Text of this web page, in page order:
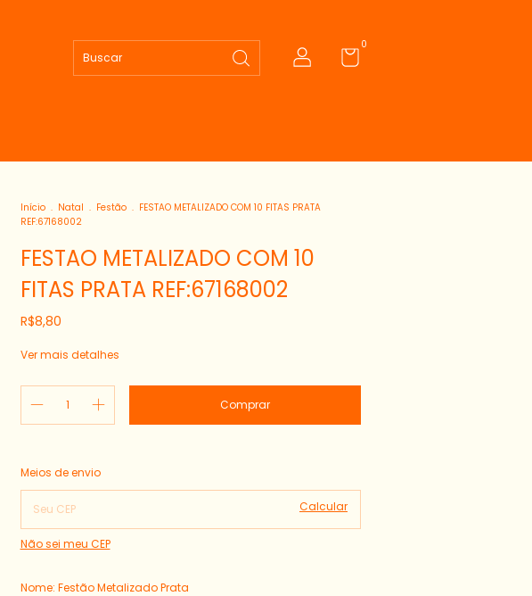
0
Início . Natal . Festão . FESTAO METALIZADO COM 10 FITAS PRATA
REF:67168002
FESTAO METALIZADO COM 10
FITAS PRATA REF:67168002
R$8,80
Ver mais detalhes
Entregas para o CEP:
Meios de envio
Calcular
Não sei meu CEP
Nome: Festão Metalizado Prata